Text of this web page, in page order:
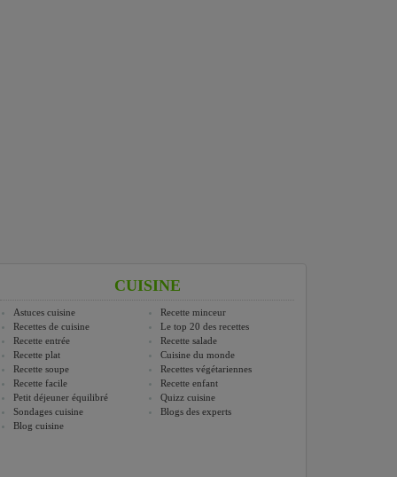
CUISINE
Astuces cuisine
Recette minceur
Recettes de cuisine
Le top 20 des recettes
Recette entrée
Recette salade
Recette plat
Cuisine du monde
Recette soupe
Recettes végétariennes
Recette facile
Recette enfant
Petit déjeuner équilibré
Quizz cuisine
Sondages cuisine
Blogs des experts
Blog cuisine